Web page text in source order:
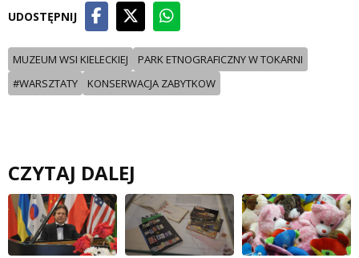
UDOSTĘPNIJ
MUZEUM WSI KIELECKIEJ
PARK ETNOGRAFICZNY W TOKARNI
#WARSZTATY
KONSERWACJA ZABYTKOW
CZYTAJ DALEJ